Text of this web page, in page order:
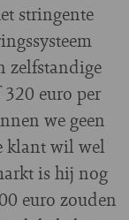
stringente
zelfstandige
euro per
we geen
klant wil wel
is hij nog
euro zouden